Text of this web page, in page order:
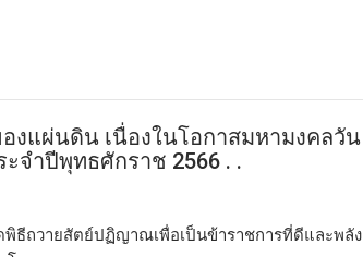
แผ่นดิน เนื่องในโอกาสมหามงคลวัน
จำปีพุทธศักราช 2566 . .
พิธีถวายสัตย์ปฏิญาณเพื่อเป็นข้าราชการที่ดีและพลัง